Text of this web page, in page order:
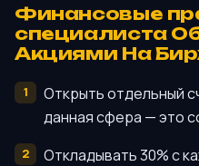
Финансовые
специалиста
Акциями На
Открыть отдельный
данная сфера — это
Откладывать 30% с